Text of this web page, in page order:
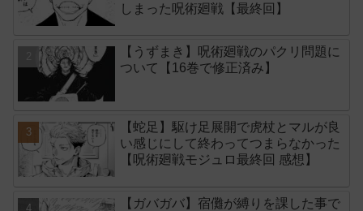
しまった呪術廻戦【最終回】
【うずまき】呪術廻戦のパクリ問題に
ついて【16巻で修正済み】
【蛇足】駆け足展開で虎杖とマルが良
い感じにして終わってつまらなかった
【呪術廻戦モジュロ最終回 感想】
【ガバガバ】宿儺が縛りを課した事で